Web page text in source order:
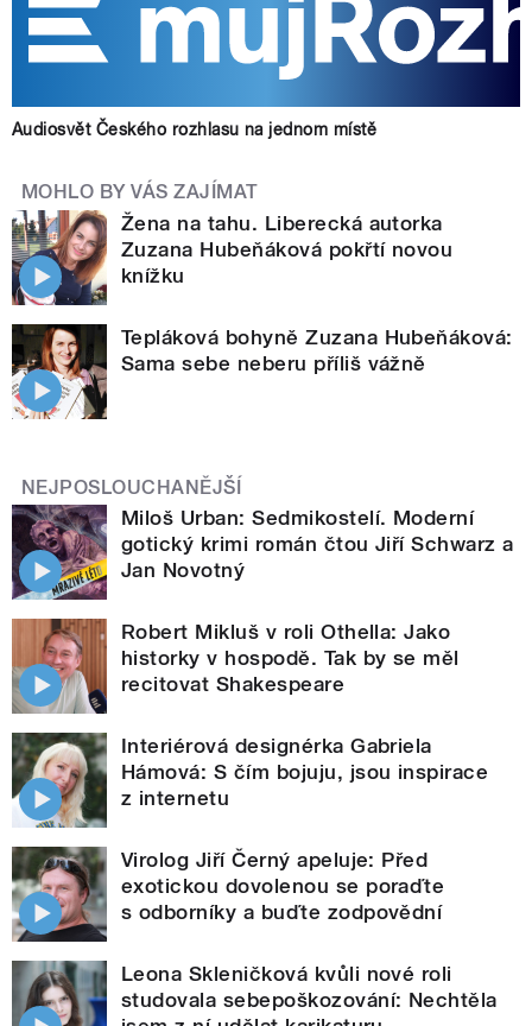
Audiosvět Českého rozhlasu na jednom místě
MOHLO BY VÁS ZAJÍMAT
Žena na tahu. Liberecká autorka
Zuzana Hubeňáková pokřtí novou
knížku
Tepláková bohyně Zuzana Hubeňáková:
Sama sebe neberu příliš vážně
NEJPOSLOUCHANĚJŠÍ
Miloš Urban: Sedmikostelí. Moderní
gotický krimi román čtou Jiří Schwarz a
Jan Novotný
Robert Mikluš v roli Othella: Jako
historky v hospodě. Tak by se měl
recitovat Shakespeare
Interiérová designérka Gabriela
Hámová: S čím bojuju, jsou inspirace
z internetu
Virolog Jiří Černý apeluje: Před
exotickou dovolenou se poraďte
s odborníky a buďte zodpovědní
Leona Skleničková kvůli nové roli
studovala sebepoškozování: Nechtěla